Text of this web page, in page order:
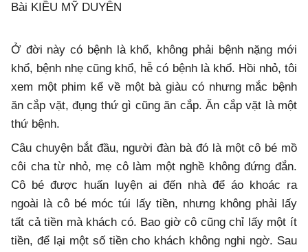
Bài KIỀU MỸ DUYÊN
Ở đời này có bệnh là khổ, không phải bệnh nặng mới
khổ, bệnh nhẹ cũng khổ, hễ có bệnh là khổ. Hồi nhỏ, tôi
xem một phim kể về một bà giàu có nhưng mắc bệnh
ăn cắp vặt, đụng thứ gì cũng ăn cắp. Ăn cắp vặt là một
thứ bệnh.
Câu chuyện bắt đầu, người đàn bà đó là một cô bé mồ
côi cha từ nhỏ, mẹ cô làm một nghề không đứng đắn.
Cô bé được huấn luyện ai đến nhà để áo khoác ra
ngoài là cô bé móc túi lấy tiền, nhưng không phải lấy
tất cả tiền mà khách có. Bao giờ cô cũng chỉ lấy một ít
tiền, để lại một số tiền cho khách không nghi ngờ. Sau